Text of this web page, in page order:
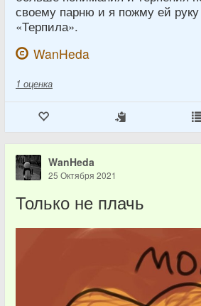
своему парню и я пожму ей
«Терпила».
WanHeda
1 оценка
WanHeda
25 Октября 2021
Только не плачь